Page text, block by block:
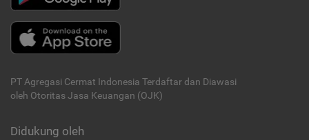
PT Agregasi Cermat Indonesia Terdaftar dan Diawasi
oleh Otoritas Jasa Keuangan (OJK)
Didukung oleh